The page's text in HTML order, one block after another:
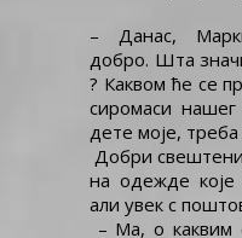
– Данас,
добро. Шта
? Каквом ће се
сиромаси
дете моје, треба
Добри
на одежде
али увек с
– Ма, о каквим